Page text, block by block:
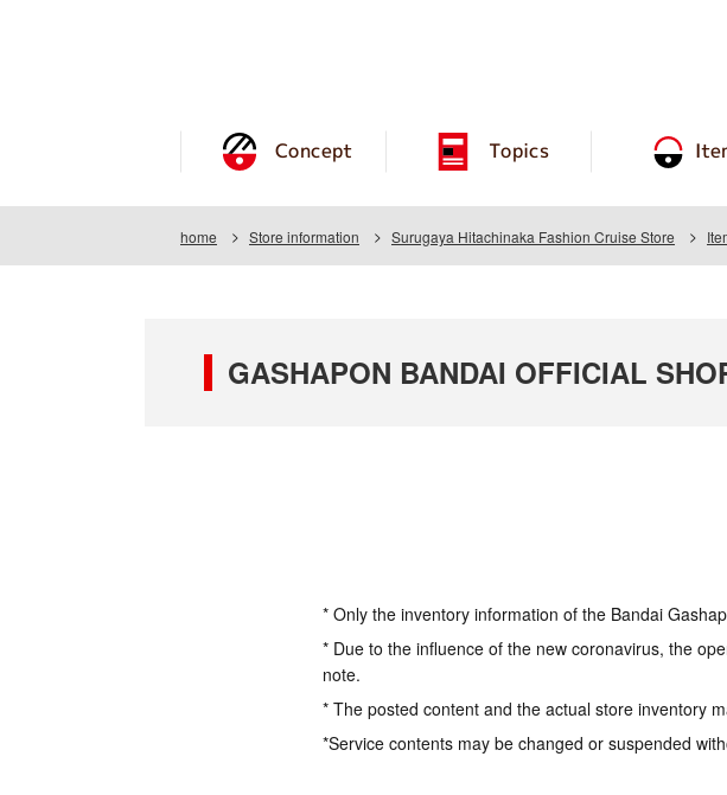
Concept Topics
home Store information Surugaya Hitachinaka Fashion Cruise Store
GASHAPON BANDAI OFFICIAL
* Only the inventory information of the Bandai
* Due to the influence of the new coronavirus, the
note.
* The posted content and the actual store inventory
*Service contents may be changed or suspended